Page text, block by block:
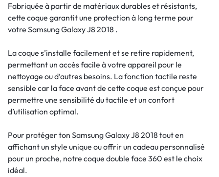
Fabriquée à partir de matériaux durables et résistants,
cette coque garantit une protection à long terme pour
votre Samsung Galaxy J8 2018 .
La coque s’installe facilement et se retire rapidement,
permettant un accès facile à votre appareil pour le
nettoyage ou d’autres besoins. La fonction tactile reste
sensible car la face avant de cette coque est conçue pour
permettre une sensibilité du tactile et un confort
d’utilisation optimal.
Pour protéger ton Samsung Galaxy J8 2018 tout en
affichant un style unique ou offrir un cadeau personnalisé
pour un proche, notre coque double face 360 est le choix
idéal.